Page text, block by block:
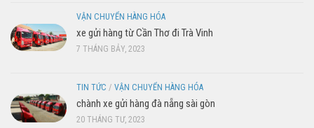
VẬN CHUYỂN HÀNG HÓA
xe gửi hàng từ Cần Thơ đi Trà Vinh
7 THÁNG BẢY, 2023
TIN TỨC / VẬN CHUYỂN HÀNG HÓA
chành xe gửi hàng đà nẵng sài gòn
20 THÁNG TƯ, 2023